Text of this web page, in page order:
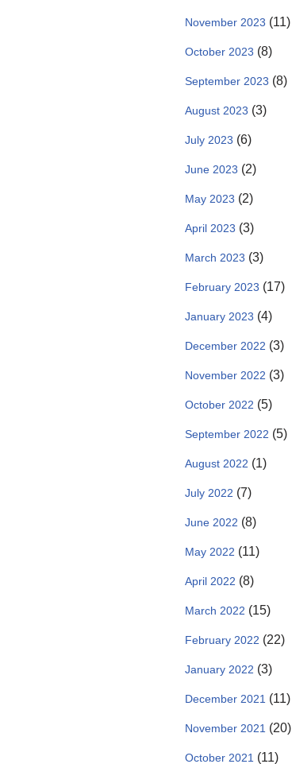
November 2023 (11)
October 2023 (8)
September 2023 (8)
August 2023 (3)
July 2023 (6)
June 2023 (2)
May 2023 (2)
April 2023 (3)
March 2023 (3)
February 2023 (17)
January 2023 (4)
December 2022 (3)
November 2022 (3)
October 2022 (5)
September 2022 (5)
August 2022 (1)
July 2022 (7)
June 2022 (8)
May 2022 (11)
April 2022 (8)
March 2022 (15)
February 2022 (22)
January 2022 (3)
December 2021 (11)
November 2021 (20)
October 2021 (11)